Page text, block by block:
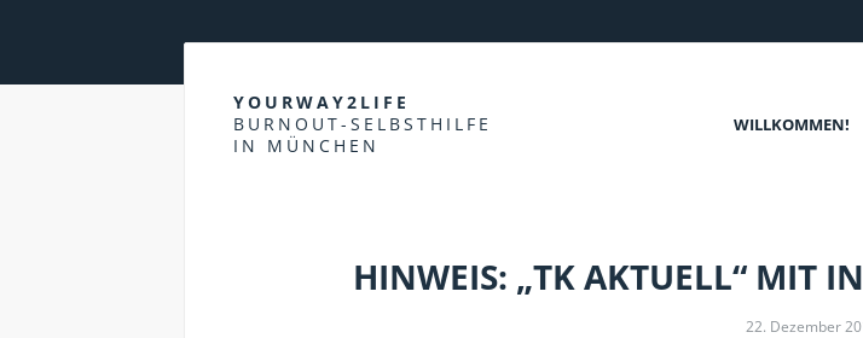
YOURWAY2LIFE
BURNOUT-SELBSTHILFE
IN MÜNCHEN
WILLKOMMEN!
HINWEIS: „TK AKTUELL“ MIT
22. Dezember